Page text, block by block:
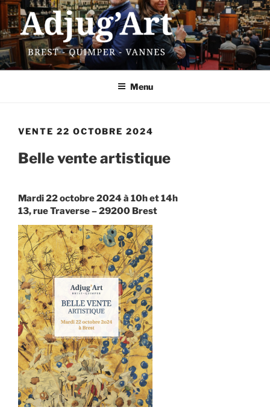
Aller
au
contenu
principal
ADJUG'ART
13 rue Traverse – 29200 Brest
Menu
VENTE 22 OCTOBRE 2024
Belle vente artistique
Mardi 22 octobre 2024 à 10h et 14h
13, rue Traverse – 29200 Brest